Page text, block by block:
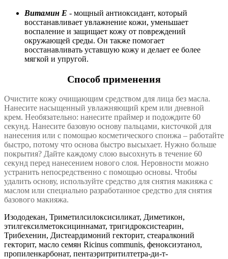
Витамин E - мощный антиоксидант, который
восстанавливает увлажнение кожи, уменьшает
воспаление и защищает кожу от повреждений
окружающей среды. Он также помогает
восстанавливать уставшую кожу и делает ее более
мягкой и упругой.
Способ применения
Очистите кожу очищающим средством для лица без масла.
Нанесите насыщенный увлажняющий крем или дневной
крем. Необязательно: нанесите праймер и подождите 60
секунд. Нанесите базовую основу пальцами, кисточкой для
нанесения или с помощью косметического спонжа – работайте
быстро, потому что основа быстро высыхает. Нужно больше
покрытия? Дайте каждому слою высохнуть в течение 60
секунд перед нанесением нового слоя. Неровности можно
устранить непосредственно с помощью основы. Чтобы
удалить основу, используйте средство для снятия макияжа с
маслом или специально разработанное средство для снятия
базового макияжа.
Изододекан, Триметилсилоксисиликат, Диметикон,
этилгексилметоксициннамат, тригидроксистеарин,
Трибехенин, Дистеардимоний гекторит, стеаралконий
гекторит, масло семян Ricinus communis, феноксиэтанол,
пропиленкарбонат, пентаэритритилтетра-ди-т-